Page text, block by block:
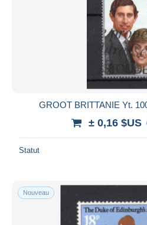
GROOT BRITTANIE Yt.
± 0,16 $US
Statut
Nouveau